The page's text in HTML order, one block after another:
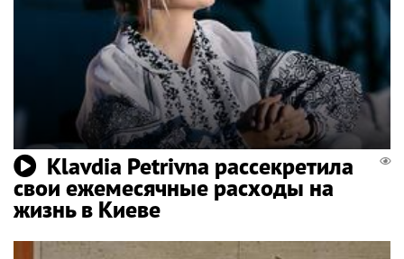
Klavdia Petrivna рассекретила
свои ежемесячные расходы на
жизнь в Киеве